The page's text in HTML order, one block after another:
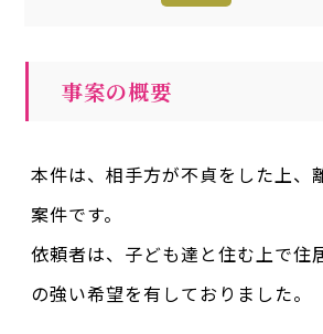
事案の概要
本件は、相手方が不貞をした上、
案件です。
依頼者は、子ども達と住む上で住
の強い希望を有しておりました。